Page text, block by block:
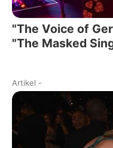
"The Voice of
"The Masked
Artikel -